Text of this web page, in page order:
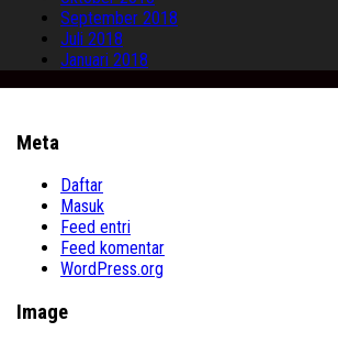
September 2018
Juli 2018
Januari 2018
Meta
Daftar
Masuk
Feed entri
Feed komentar
WordPress.org
Image